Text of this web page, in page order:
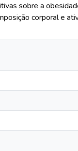
sobre a
corporal e